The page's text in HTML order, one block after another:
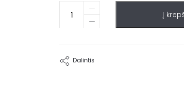
produkto
kiekis:
Į
Dalintis